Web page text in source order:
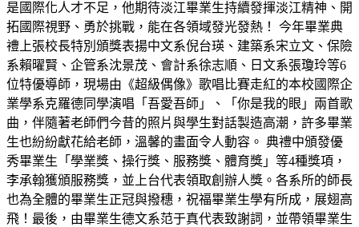
是國際化人才不足，他期待淡江畢業生持續發揮淡江精神、開
拓國際視野、勇於挑戰，能在各領域發光發熱！ 今年畢業典
禮上張校長特別頒獎表揚中文系倪台瑛、建築系宋立文、保險
系賴曜賢、企管系沈景茂、會計系徐志順、日文系張瓊玲等6
位特優導師，現場由《超級偶像》歌唱比賽走紅的本校國際企
業學系克羅德同學演唱「吾愛吾師」、「你是我的眼」兩首歌
曲，伴隨著老師們今昔的照片與學生對話製造高潮，許多畢業
生也紛紛獻花給老師，溫馨的畫面令人動容。 典禮中頒發優
秀畢業生「學業獎、操行獎、服務獎、體育獎」等4種獎項，
李承翰獲頒服務獎，並上台代表領取創辦人獎。各系所的師長
也為全體的畢業生正冠與撥穗，祝福畢業生學有所成，展翅高
飛！最後，由畢業生德文系范于真代表致謝詞，並帶領畢業生